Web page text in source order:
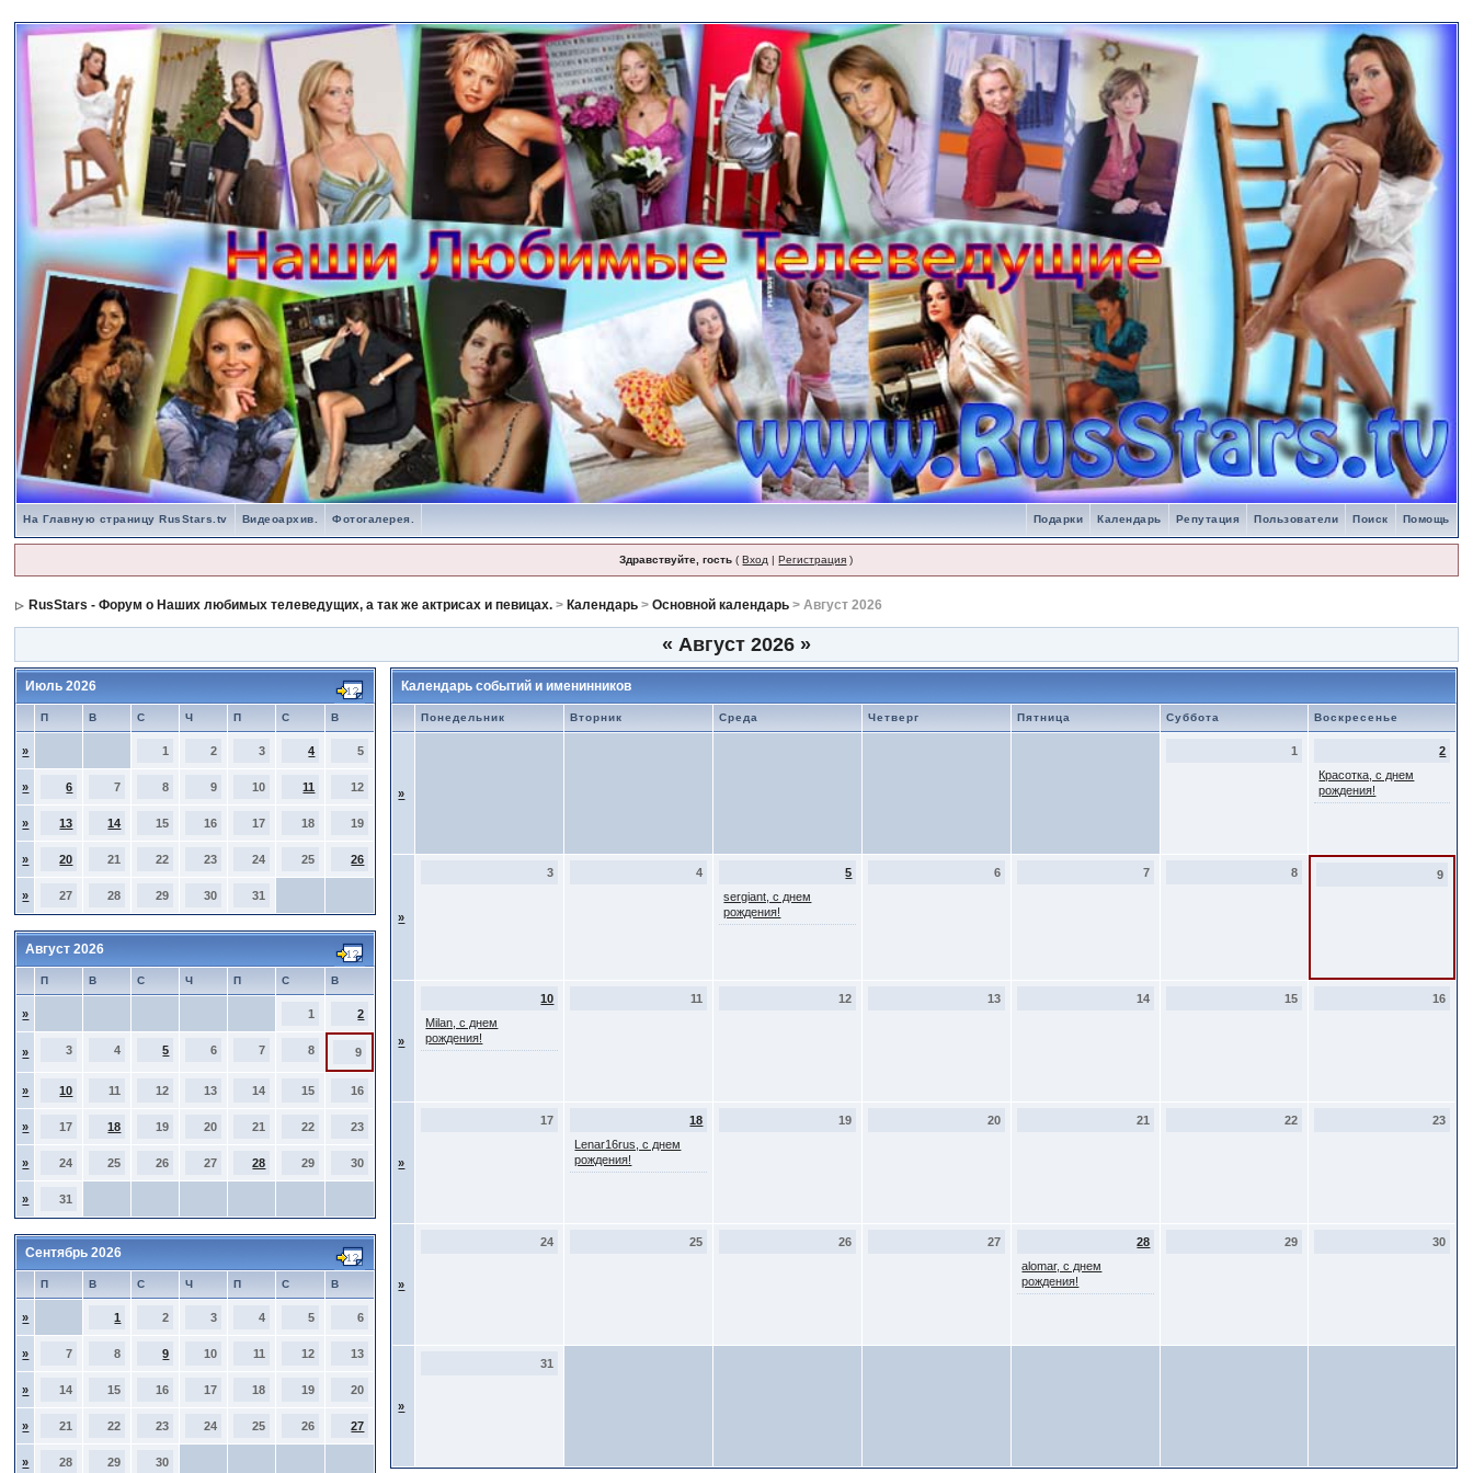
На Главную страницу RusStars.tv Помощь
Поиск
Пользователи
Репутация
Календарь
Подарки
Видеоархив. Фотогалерея.
Здравствуйте, гость (Вход |Регистрация )
RusStars - Форум о Наших любимых телеведущих, а так же актрисах и певицах. > Календарь >Основной календарь > Август 2026
« Август 2026 »
Июль 2026
П В С Ч П С В
» 1 2 3 4 5
» 6 7 8 9 10 11 12
» 13 14 15 16 17 18 19
» 20 21 22 23 24 25 26
» 27 28 29 30 31
Август 2026
П В С Ч П С В
» 1 2
» 3 4 5 6 7 8 9
» 10 11 12 13 14 15 16
» 17 18 19 20 21 22 23
» 24 25 26 27 28 29 30
» 31
Сентябрь 2026
П В С Ч П С В
» 1 2 3 4 5 6
» 7 8 9 10 11 12 13
» 14 15 16 17 18 19 20
» 21 22 23 24 25 26 27
» 28 29 30
Календарь событий и именинников
Понедельник Вторник Среда Четверг Пятница Суббота Воскресенье
»
1
2
Красотка, с днем
рождения!
»
3 4
5
sergiant, с днем
рождения!
6 7 8 9
»
10
Milan, с днем
рождения!
11 12 13 14 15 16
»
17
18
Lenar16rus, с днем
рождения!
19 20 21 22 23
»
24 25 26 27
28
alomar, с днем
рождения!
29 30
»
31